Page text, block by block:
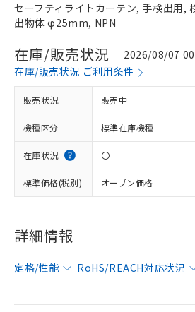
セーフティライトカーテン, 手検出用,
出物体 φ25mm, NPN
在庫/販売状況
2026/08/07
在庫/販売状況 ご利用条件
販売状況 販売中
機種区分 標準在庫機種
在庫状況 〇
標準価格(税別) オープン価格
詳細情報
定格/性能 RoHS/REACH対応状況